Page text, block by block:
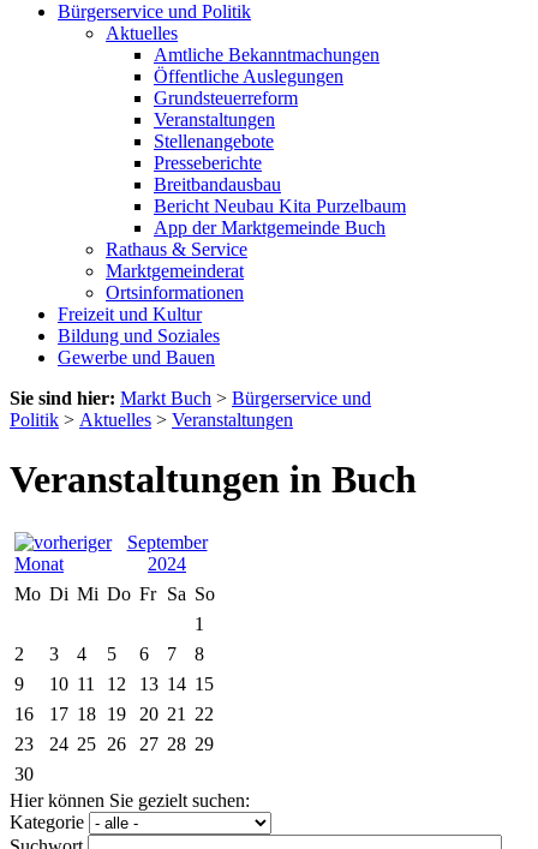
Bürgerservice und Politik
Aktuelles
Amtliche Bekanntmachungen
Öffentliche Auslegungen
Grundsteuerreform
Veranstaltungen
Stellenangebote
Presseberichte
Breitbandausbau
Bericht Neubau Kita Purzelbaum
App der Marktgemeinde Buch
Rathaus & Service
Marktgemeinderat
Ortsinformationen
Freizeit und Kultur
Bildung und Soziales
Gewerbe und Bauen
Sie sind hier: Markt Buch > Bürgerservice und
Politik > Aktuelles > Veranstaltungen
Veranstaltungen in Buch
September
2024
Mo Di Mi Do Fr Sa So
1
2
3 4 5 6 7
8
9
10 11 12 13 14 15
16
17 18 19 20 21
22
23
24 25 26 27 28 29
30
Hier können Sie gezielt suchen:
Kategorie